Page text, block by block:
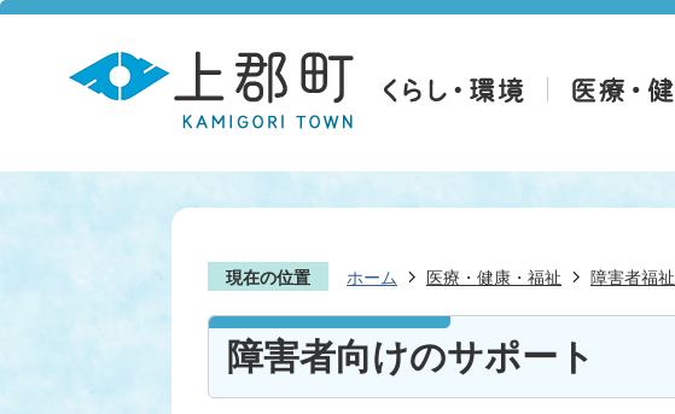
現在の位置 ホーム 医療・健康・福祉 障害者福祉
障害者向けのサポート